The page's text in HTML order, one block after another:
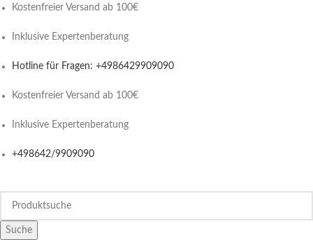
Kostenfreier Versand ab 100€
Inklusive Expertenberatung
Hotline für Fragen: +4986429909090
Kostenfreier Versand ab 100€
Inklusive Expertenberatung
+498642/9909090
Suche